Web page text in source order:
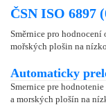
ČSN ISO 6897
Směrnice pro hodnocení
mořských plošin na
Automaticky
Smernice pre
a morských plošín na